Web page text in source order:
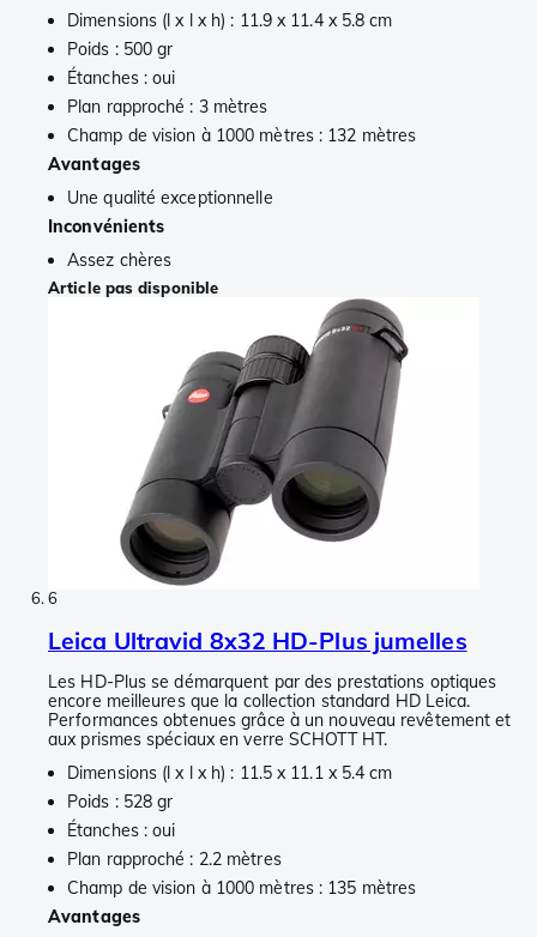
Dimensions (l x l x h) : 11.9 x 11.4 x 5.8 cm
Poids : 500 gr
Étanches : oui
Plan rapproché : 3 mètres
Champ de vision à 1000 mètres : 132 mètres
Avantages
Une qualité exceptionnelle
Inconvénients
Assez chères
Article pas disponible
6
Leica Ultravid 8x32 HD-Plus jumelles
Les HD-Plus se démarquent par des prestations optiques
encore meilleures que la collection standard HD Leica.
Performances obtenues grâce à un nouveau revêtement et
aux prismes spéciaux en verre SCHOTT HT.
Dimensions (l x l x h) : 11.5 x 11.1 x 5.4 cm
Poids : 528 gr
Étanches : oui
Plan rapproché : 2.2 mètres
Champ de vision à 1000 mètres : 135 mètres
Avantages